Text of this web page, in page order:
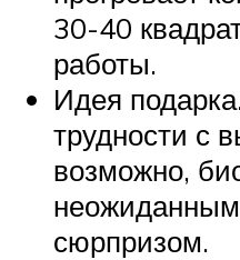
30-40
работы.
Идея
трудности с
возможно,
сюрпризом.